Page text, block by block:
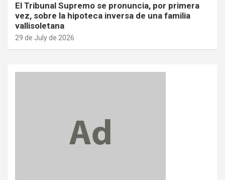
El Tribunal Supremo se pronuncia, por primera
vez, sobre la hipoteca inversa de una familia
vallisoletana
29 de July de 2026